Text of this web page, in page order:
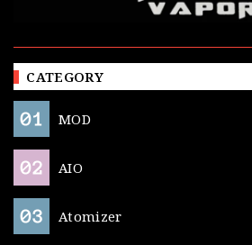
CATEGORY
MOD
AIO
Atomizer